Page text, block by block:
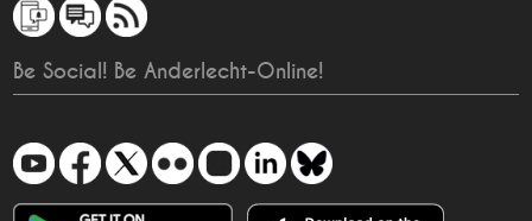
Be Social! Be Anderlecht-Online!